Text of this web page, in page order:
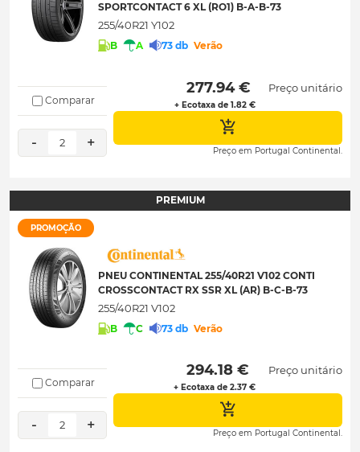
SPORTCONTACT 6 XL (RO1) B-A-B-73
255/40R21 Y102
B A 73 db Verão
Comparar
- 2 +
277.94 €
+ Ecotaxa de 1.82 €
Preço unitário
Preço em Portugal Continental.
PREMIUM
PROMOÇÃO
PNEU CONTINENTAL 255/40R21 V102 CONTI
CROSSCONTACT RX SSR XL (AR) B-C-B-73
255/40R21 V102
B C 73 db Verão
Comparar
- 2 +
294.18 €
+ Ecotaxa de 2.37 €
Preço unitário
Preço em Portugal Continental.